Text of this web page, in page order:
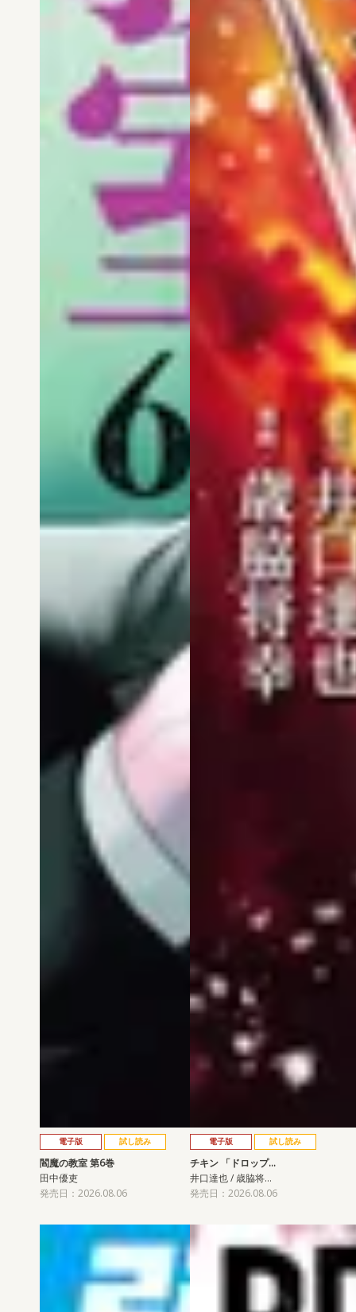
電子版 試し読み
閻魔の教室 第6巻
田中優吏
発売日：2026.08.06
電子版 試し読み
チキン 「ドロップ…
井口達也 / 歳脇将…
発売日：2026.08.06